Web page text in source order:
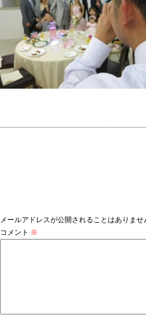
メールアドレスが公開されることはありませ
コメント ※